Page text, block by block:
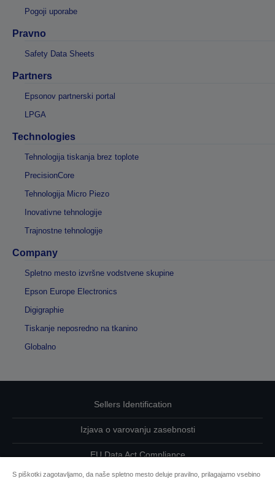
Pogoji uporabe
Pravno
Safety Data Sheets
Partners
Epsonov partnerski portal
LPGA
Technologies
Tehnologija tiskanja brez toplote
PrecisionCore
Tehnologija Micro Piezo
Inovativne tehnologije
Trajnostne tehnologije
Company
Spletno mesto izvršne vodstvene skupine
Epson Europe Electronics
Digigraphie
Tiskanje neposredno na tkanino
Globalno
Sellers Identification
Izjava o varovanju zasebnosti
EU Data Act Compliance
S piškotki zagotavljamo, da naše spletno mesto deluje pravilno, prilagajamo vsebino